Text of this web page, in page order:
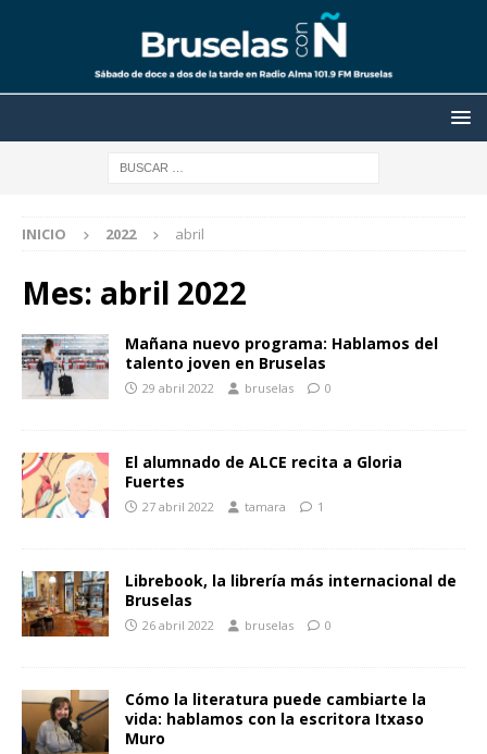
INICIO 2022 abril
Mes: abril 2022
Mañana nuevo programa: Hablamos del
talento joven en Bruselas
29 abril 2022 bruselas 0
El alumnado de ALCE recita a Gloria
Fuertes
27 abril 2022 tamara 1
Librebook, la librería más internacional de
Bruselas
26 abril 2022 bruselas 0
Cómo la literatura puede cambiarte la
vida: hablamos con la escritora Itxaso
Muro